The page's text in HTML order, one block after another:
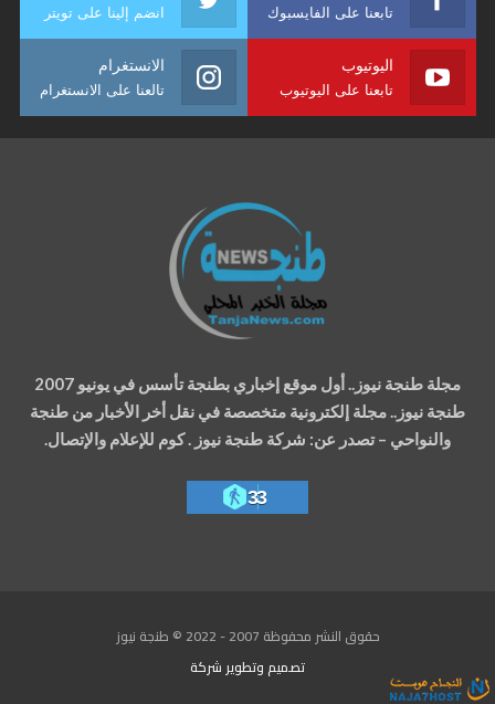
تابعنا على الفايسبوك انضم إلينا على تويتر
اليوتيوب
تابعنا على اليوتيوب
الانستغرام
تالعنا على الانستغرام
مجلة طنجة نيوز.. أول موقع إخباري بطنجة تأسس في يونيو 2007
طنجة نيوز.. مجلة إلكترونية متخصصة في نقل أخر الأخبار من طنجة
والنواحي – تصدر عن: شركة طنجة نيوز . كوم للإعلام والإتصال.
33
حقوق النشر محفوظة 2007 - 2022 © طنجة نيوز
تصميم وتطوير شركة